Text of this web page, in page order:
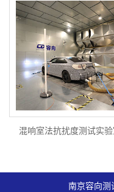
混响室法抗扰度测试实验
南京容向测